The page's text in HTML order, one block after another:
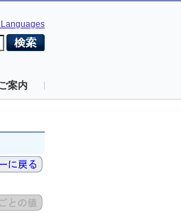
案内